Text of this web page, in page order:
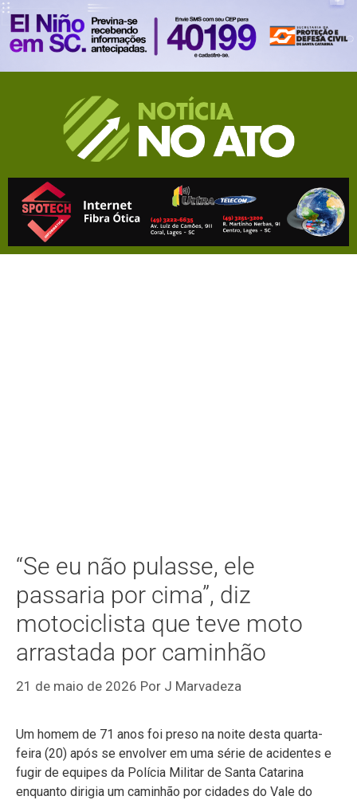
“Se eu não pulasse, ele
passaria por cima”, diz
motociclista que teve moto
arrastada por caminhão
21 de maio de 2026 Por J Marvadeza
Um homem de 71 anos foi preso na noite desta quarta-
feira (20) após se envolver em uma série de acidentes e
fugir de equipes da Polícia Militar de Santa Catarina
enquanto dirigia um caminhão por cidades do Vale do